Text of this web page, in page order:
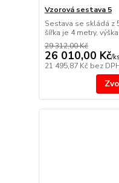
Vzorová sestava 5
Sestava se skládá z
šířka je 4 metry,
29 312,00 Kč
26 010,00 Kč/ks
21 495,87 Kč bez